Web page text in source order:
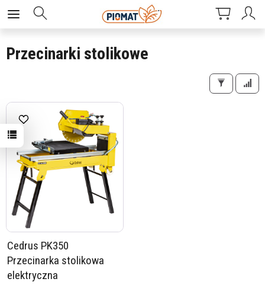
Przecinarki stolikowe
Cedrus PK350
Przecinarka stolikowa
elektryczna